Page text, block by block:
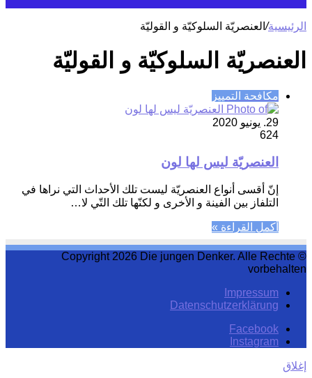
الرئيسية/العنصريّة السلوكيّة و القوليّة
العنصريّة السلوكيّة و القوليّة
مكافحة التمييز
29. يونيو 2020
624
العنصريّة ليس لها لون
إنّ أقسى أنواع العنصريّة ليست تلك الأحداث التي نراها في
التلفاز بين الفينة و الأخرى و لكنّها تلك التّي لا…
أكمل القراءة »
© Copyright 2026 Die jungen Denker. Alle Rechte
vorbehalten
Impressum
Datenschutzerklärung
Facebook
Instagram
إغلاق